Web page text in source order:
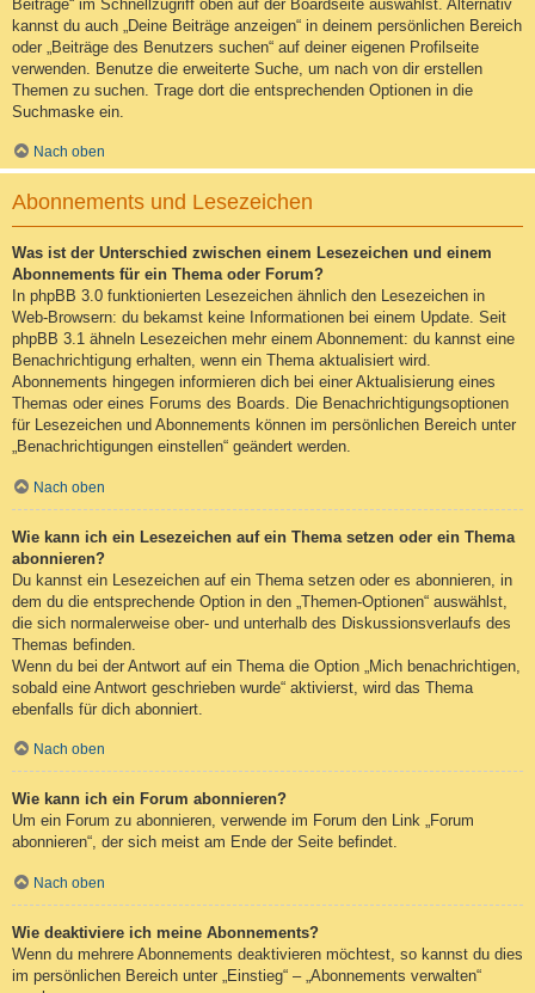
Beiträge“ im Schnellzugriff oben auf der Boardseite auswählst. Alternativ
kannst du auch „Deine Beiträge anzeigen“ in deinem persönlichen Bereich
oder „Beiträge des Benutzers suchen“ auf deiner eigenen Profilseite
verwenden. Benutze die erweiterte Suche, um nach von dir erstellen
Themen zu suchen. Trage dort die entsprechenden Optionen in die
Suchmaske ein.
Nach oben
Abonnements und Lesezeichen
Was ist der Unterschied zwischen einem Lesezeichen und einem
Abonnements für ein Thema oder Forum?
In phpBB 3.0 funktionierten Lesezeichen ähnlich den Lesezeichen in
Web-Browsern: du bekamst keine Informationen bei einem Update. Seit
phpBB 3.1 ähneln Lesezeichen mehr einem Abonnement: du kannst eine
Benachrichtigung erhalten, wenn ein Thema aktualisiert wird.
Abonnements hingegen informieren dich bei einer Aktualisierung eines
Themas oder eines Forums des Boards. Die Benachrichtigungsoptionen
für Lesezeichen und Abonnements können im persönlichen Bereich unter
„Benachrichtigungen einstellen“ geändert werden.
Nach oben
Wie kann ich ein Lesezeichen auf ein Thema setzen oder ein Thema
abonnieren?
Du kannst ein Lesezeichen auf ein Thema setzen oder es abonnieren, in
dem du die entsprechende Option in den „Themen-Optionen“ auswählst,
die sich normalerweise ober- und unterhalb des Diskussionsverlaufs des
Themas befinden.
Wenn du bei der Antwort auf ein Thema die Option „Mich benachrichtigen,
sobald eine Antwort geschrieben wurde“ aktivierst, wird das Thema
ebenfalls für dich abonniert.
Nach oben
Wie kann ich ein Forum abonnieren?
Um ein Forum zu abonnieren, verwende im Forum den Link „Forum
abonnieren“, der sich meist am Ende der Seite befindet.
Nach oben
Wie deaktiviere ich meine Abonnements?
Wenn du mehrere Abonnements deaktivieren möchtest, so kannst du dies
im persönlichen Bereich unter „Einstieg“ – „Abonnements verwalten“